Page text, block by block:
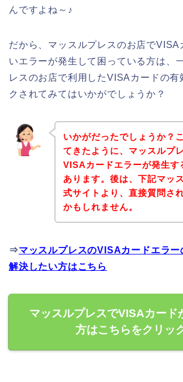
んですよね～♪
だから、マッスルプレスのお店でVISA
いエラーが発生して困っている方は、
レスのお店で利用したVISAカードの有
クされてみてはいかがでしょうか？
いかがだったでしょうか？
てきたように、マッスルプ
VISAカードエラーが発生す
あります。後は、下記マッ
式サイトより、直接質問さ
かもしれません。
⇒マッスルプレスのVISAカードエラー
解決したい方はこちら
マッスルプレスでVISAカード
方はこちらをクリッ